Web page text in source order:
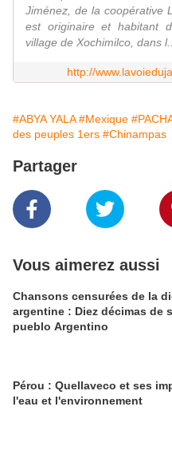
Jiménez, de la coopérative
est originaire et habitant
village de Xochimilco, dans l...
http://
#ABYA YALA #Mexique
des peuples 1ers #Chinampas
Partager
Vous aimerez aussi
Chansons censurées de la
argentine : Diez décimas de
pueblo Argentino
Pérou : Quellaveco et ses
l'eau et l'environnement